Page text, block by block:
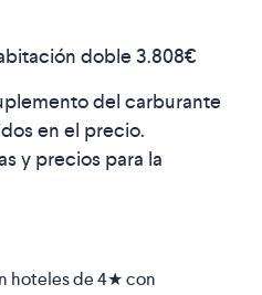
doble3.808€
del carburante
en el precio.
y precios para la
hoteles de 4★ con